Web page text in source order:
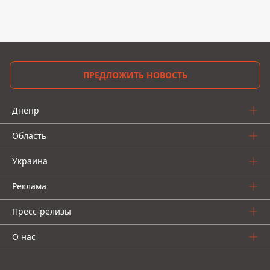
ПРЕДЛОЖИТЬ НОВОСТЬ
Днепр
Область
Украина
Реклама
Пресс-релизы
О нас